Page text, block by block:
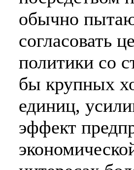
обычно
согласовать
политики со
бы крупных
единиц,
эффект